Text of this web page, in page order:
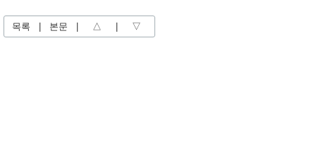
목록 | 본문 | △ | ▽